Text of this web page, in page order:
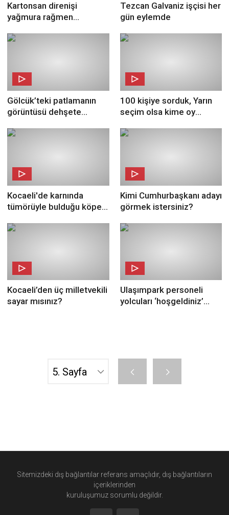
Kartonsan direnişi
yağmura rağmen
Tezcan Galvaniz işçisi her
gün eylemde
Gölcük’teki patlamanın
görüntüsü dehşete
100 kişiye sorduk, Yarın
seçim olsa kime oy
Kocaeli'de karnında
tümörüyle bulduğu köpeği
Kimi Cumhurbaşkanı adayı
görmek istersiniz?
Kocaeli’den üç milletvekili
sayar mısınız?
Ulaşımpark personeli
yolcuları ‘hoşgeldiniz’
Sitemizdeki dış bağlantılar referans amaçlıdır, dış bağlantıların
içeriklerinden
kuruluşumuz sorumlu değildir.